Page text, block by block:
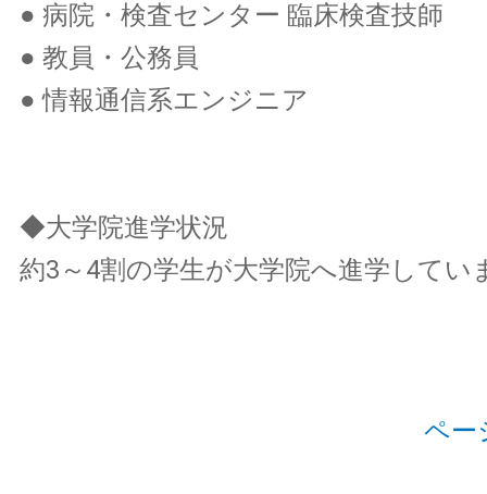
● 病院・検査センター 臨床検査技師
● 教員・公務員
● 情報通信系エンジニア
◆大学院進学状況
約3～4割の学生が大学院へ進学してい
ペー